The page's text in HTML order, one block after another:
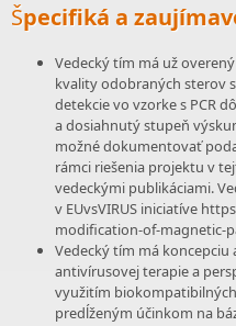
Špecifiká a
Vedecký tím má už
kvality odobraných sterov
detekcie vo vzorke s PCR
a dosiahnutý stupeň
možné dokumentovať
rámci riešenia projektu v
vedeckými publikáciami.
v EUvsVIRUS iniciatíve
modification-of-magnetic-
Vedecký tím má
antivírusovej terapie a
využitím
predĺženým účinkom na